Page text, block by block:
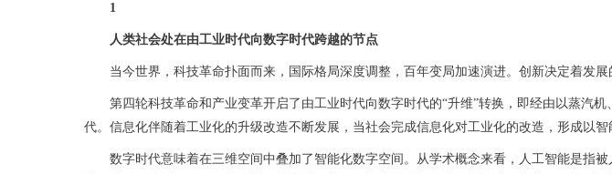
1
人类社会处在由工业时代向数字时代跨越的节点
当今世界，科技革命扑面而来，国际格局深度调整，百年变局加速演进。创新决定着发展
第四轮科技革命和产业变革开启了由工业时代向数字时代的“升维”转换，即经由以蒸汽
代。信息化伴随着工业化的升级改造不断发展，当社会完成信息化对工业化的改造，形成以
数字时代意味着在三维空间中叠加了智能化数字空间。从学术概念来看，人工智能是指被